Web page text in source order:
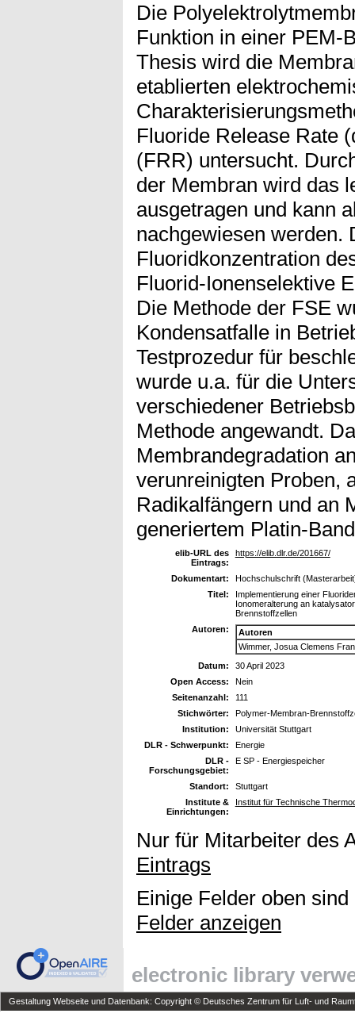
Die
Funktion in einer PEM-
Thesis wird die
etablierten
Fluoride Release Rate
(FRR) untersucht.
der Membran wird das
ausgetragen und kann
nachgewiesen werden.
Fluoridkonzentration
Fluorid-Ionenselektive
Die Methode der FSE
Kondensatfalle in
Testprozedur für
wurde u.a. für die
verschiedener
Methode angewandt.
Membrandegradation
verunreinigten Proben,
Radikalfängern und an
generiertem Platin-
elib-URL des
Eintrags:
https://elib.dlr.de/201667/
Dokumentart:
Hochschulschrift
Titel:
Implementierung einer
Ionomeralterung an
Brennstoffzellen
Autoren:
Autoren
Wimmer, Josua Clemens
Datum:
30 April 2023
Open Access:
Nein
Seitenanzahl:
111
Stichwörter:
Polymer-Membran-
Institution:
Universität Stuttgart
DLR - Schwerpunkt:
Energie
DLR -
Forschungsgebiet:
E SP - Energiespeicher
Standort:
Stuttgart
Institute &
Einrichtungen:
Institut für Technische
Nur für Mitarbeiter des
Eintrags
Einige Felder oben
Felder anzeigen
electronic library
Gestaltung Webseite und Datenbank: Copyright © Deutsches Zentrum für Luft- und